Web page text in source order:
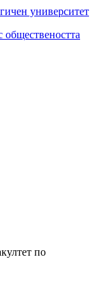
обществеността
по